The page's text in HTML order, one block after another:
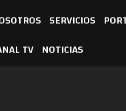
SERVICIOS
TV NOTICIAS